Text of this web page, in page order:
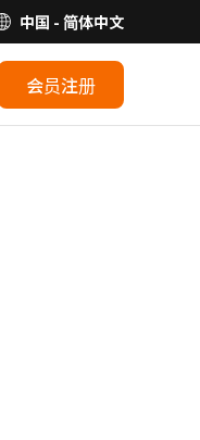
中国 - 简体中文
会员注册